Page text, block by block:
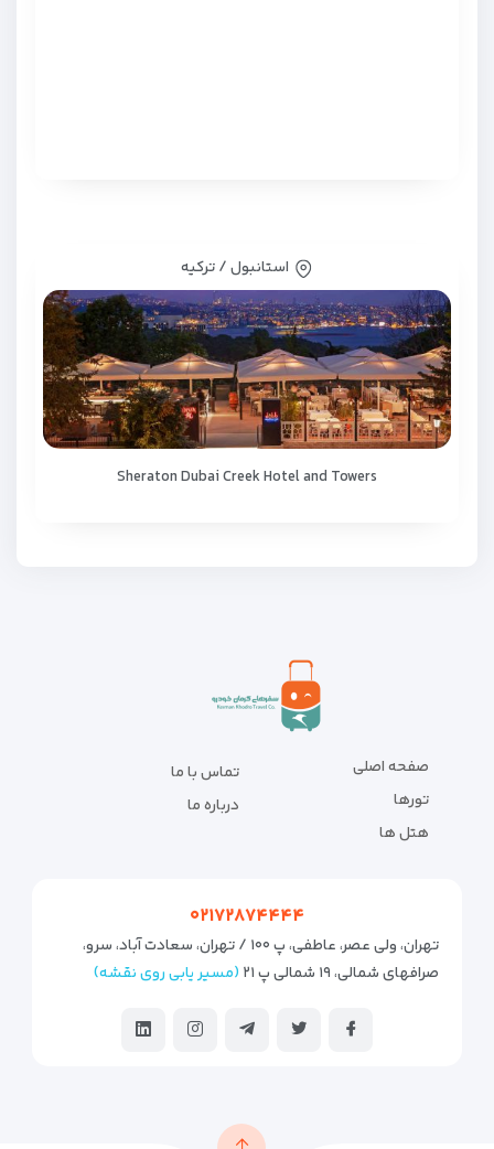
استانبول / ترکیه
Sheraton Dubai Creek Hotel and Towers
صفحه اصلی
تورها
هتل ها
تماس با ما
درباره ما
۰۲۱۷۲۸۷۴۴۴۴
تهران، ولی عصر، عاطفی، پ ۱۰۰ / تهران، سعادت آباد، سرو،
صرافهای شمالی، ۱۹ شمالی پ ۲۱
(مسیر یابی روی نقشه)